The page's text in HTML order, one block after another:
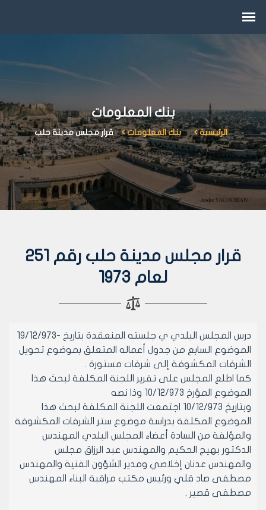
بنك المعلومات
الرئيسية بنك المعلومات قرار مجلس مدينة حلب
قرار مجلس مدينة حلب رقم 251
لعام 1973
درس المجلس البلدي ي جلسته المنعقدة بتاريخ -19/12/973
الموضوع السابع من جدول أعماله المتعلق بموضوع تحويل
الشرفات المكشوفة إلى شرفات مستورة .
كما اطلع المجلس على تقرير اللجنة المكلفة لبحث هذا
الموضوع المؤرخ 10/12/973 وذا نصه
وبتاريخ 10/12/973 اجتمعت اللجنة المكلفة لبحث هذا
الموضوع المكلفة بدراسة موضوع ستر الشرفات المكشوفة
والمؤلفة من السادة أعضاء المجلس البلدي المهندس
الدكتور بهيج الحكيم والمهندس عبد الرزاق مجلس
والمهندس عدنان إخلاصي ومدير الشؤون الفنية والمهندس
مصطفى صاد قلي ورئيس مكتب مراقبة البناء المهندس
مصطفى قصير .